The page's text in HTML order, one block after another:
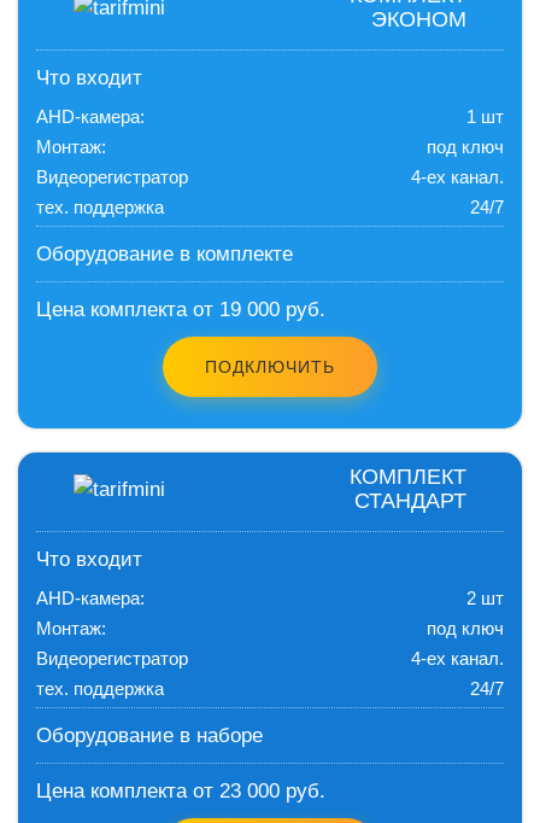
ЭКОНОМ
Что входит
AHD-камера:
1 шт
Монтаж:
под ключ
Видеорегистратор
4-ех канал.
тех. поддержка
24/7
Оборудование в комплекте
Цена комплекта от 19 000 руб.
ПОДКЛЮЧИТЬ
КОМПЛЕКТ
СТАНДАРТ
Что входит
AHD-камера:
2 шт
Монтаж:
под ключ
Видеорегистратор
4-ех канал.
тех. поддержка
24/7
Оборудование в наборе
Цена комплекта от 23 000 руб.